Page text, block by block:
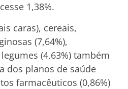
1,38%.
caras), cereais,
(7,64%),
(4,63%) também
dos planos de saúde
farmacêuticos (0,86%)